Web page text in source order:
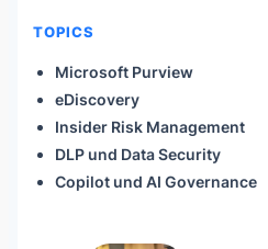
TOPICS
Microsoft Purview
eDiscovery
Insider Risk Management
DLP und Data Security
Copilot und AI Governance